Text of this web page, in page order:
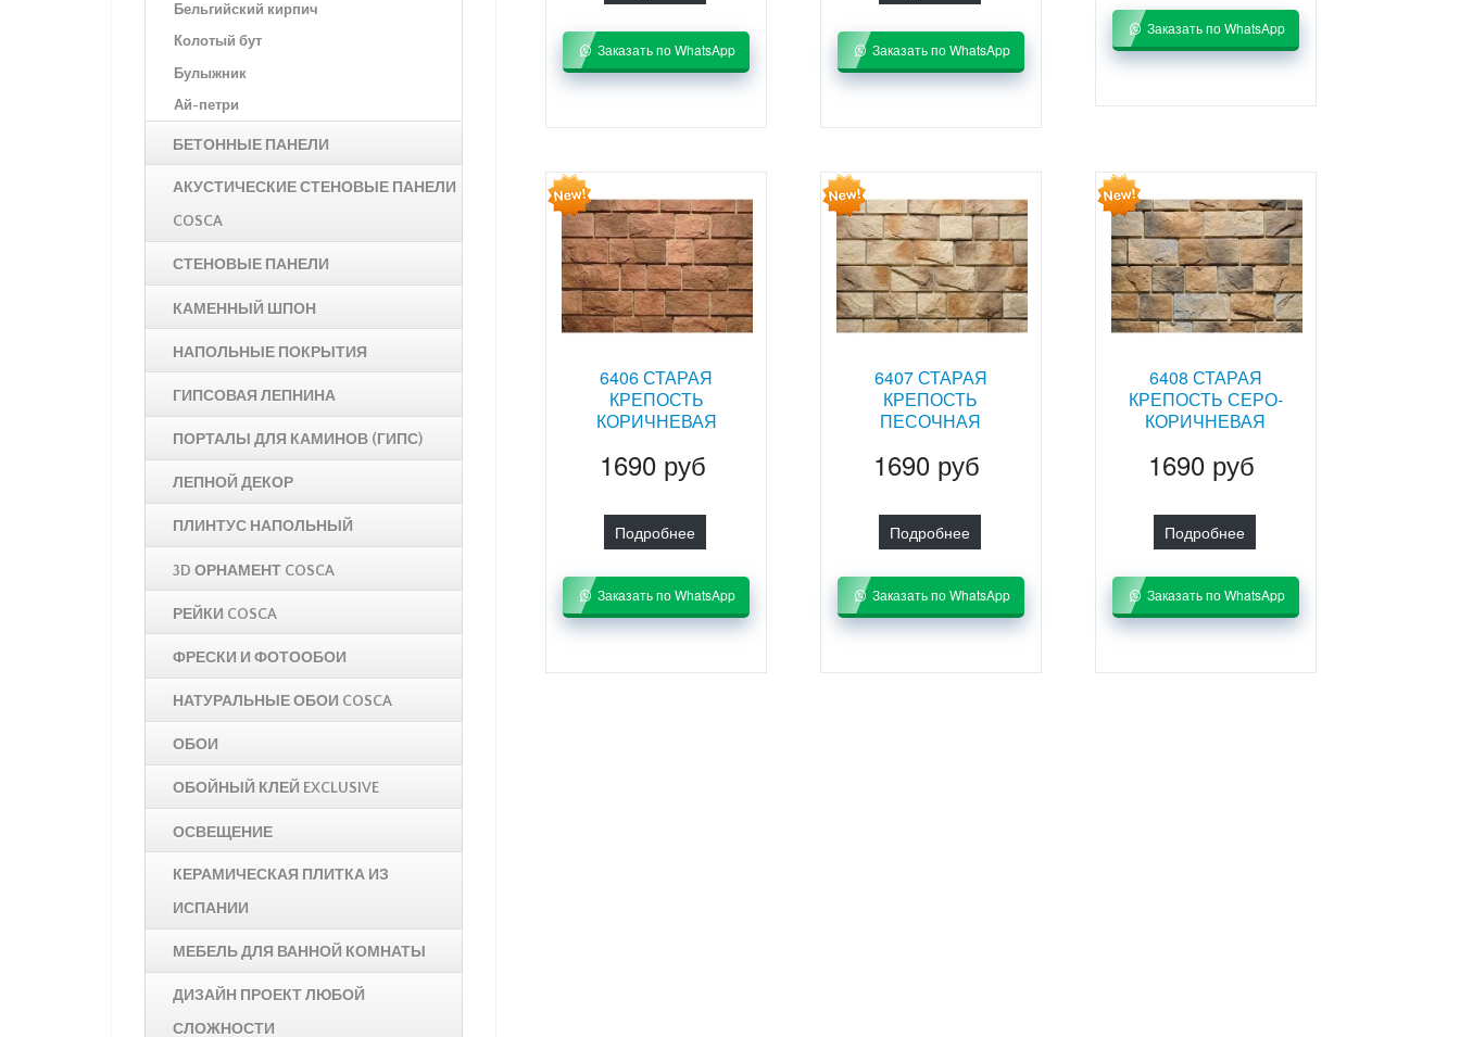
Бельгийский кирпич
Колотый бут
Булыжник
Ай-петри
БЕТОННЫЕ ПАНЕЛИ
АКУСТИЧЕСКИЕ СТЕНОВЫЕ ПАНЕЛИ
COSCA
СТЕНОВЫЕ ПАНЕЛИ
КАМЕННЫЙ ШПОН
НАПОЛЬНЫЕ ПОКРЫТИЯ
ГИПСОВАЯ ЛЕПНИНА
ПОРТАЛЫ ДЛЯ КАМИНОВ (ГИПС)
ЛЕПНОЙ ДЕКОР
ПЛИНТУС НАПОЛЬНЫЙ
3D ОРНАМЕНТ COSCA
РЕЙКИ COSCA
ФРЕСКИ И ФОТООБОИ
НАТУРАЛЬНЫЕ ОБОИ COSCA
ОБОИ
ОБОЙНЫЙ КЛЕЙ EXCLUSIVE
ОСВЕЩЕНИЕ
КЕРАМИЧЕСКАЯ ПЛИТКА ИЗ
ИСПАНИИ
МЕБЕЛЬ ДЛЯ ВАННОЙ КОМНАТЫ
ДИЗАЙН ПРОЕКТ ЛЮБОЙ
СЛОЖНОСТИ
Заказать по WhatsApp Заказать по WhatsApp
Заказать по WhatsApp
6406 СТАРАЯ
КРЕПОСТЬ
КОРИЧНЕВАЯ
1690 руб
Подробнее
Заказать по WhatsApp
6407 СТАРАЯ
КРЕПОСТЬ
ПЕСОЧНАЯ
1690 руб
Подробнее
Заказать по WhatsApp
6408 СТАРАЯ
КРЕПОСТЬ СЕРО-
КОРИЧНЕВАЯ
1690 руб
Подробнее
Заказать по WhatsApp